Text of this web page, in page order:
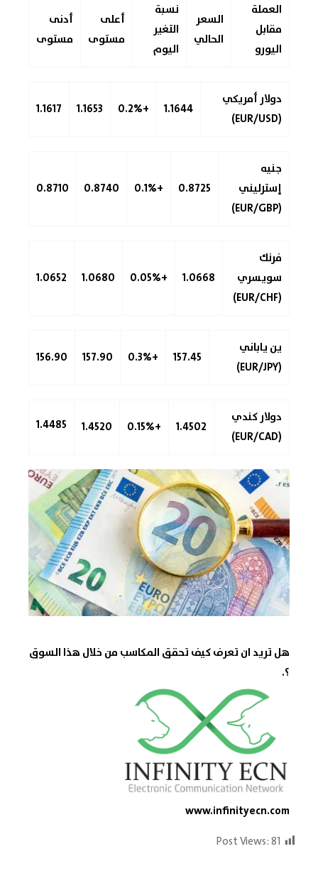
العملة
مقابل
اليورو
السعر
الحالي
نسبة
التغير
اليوم
أعلى
مستوى
أدنى
مستوى
دولار أمريكي
(EUR/USD)
1.1644
+0.2%
1.1653
1.1617
جنيه
إسترليني
(EUR/GBP)
0.8725
+0.1%
0.8740
0.8710
فرنك
سويسري
(EUR/CHF)
1.0668
+0.05%
1.0680
1.0652
ين ياباني
(EUR/JPY)
157.45
+0.3%
157.90
156.90
دولار كندي
(EUR/CAD)
1.4502
+0.15%
1.4520
1.4485
هل تريد ان تعرف كيف تحقق المكاسب من خلال هذا السوق
؟.
www.infinityecn.com
Post Views:81